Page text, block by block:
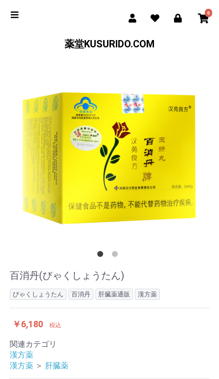
0
薬堂KUSURIDO.COM
百消丹(びゃくしょうたん)
びゃくしょうたん 百消丹 肝臓薬通販 漢方薬
￥6,180 税込
関連カテゴリ
漢方薬
漢方薬 ＞ 肝臓薬